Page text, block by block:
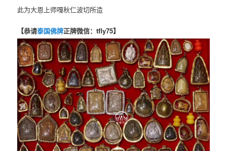
此为大恩上师嘎秋仁波切所造
【恭请泰国佛牌正牌微信：tfly75】